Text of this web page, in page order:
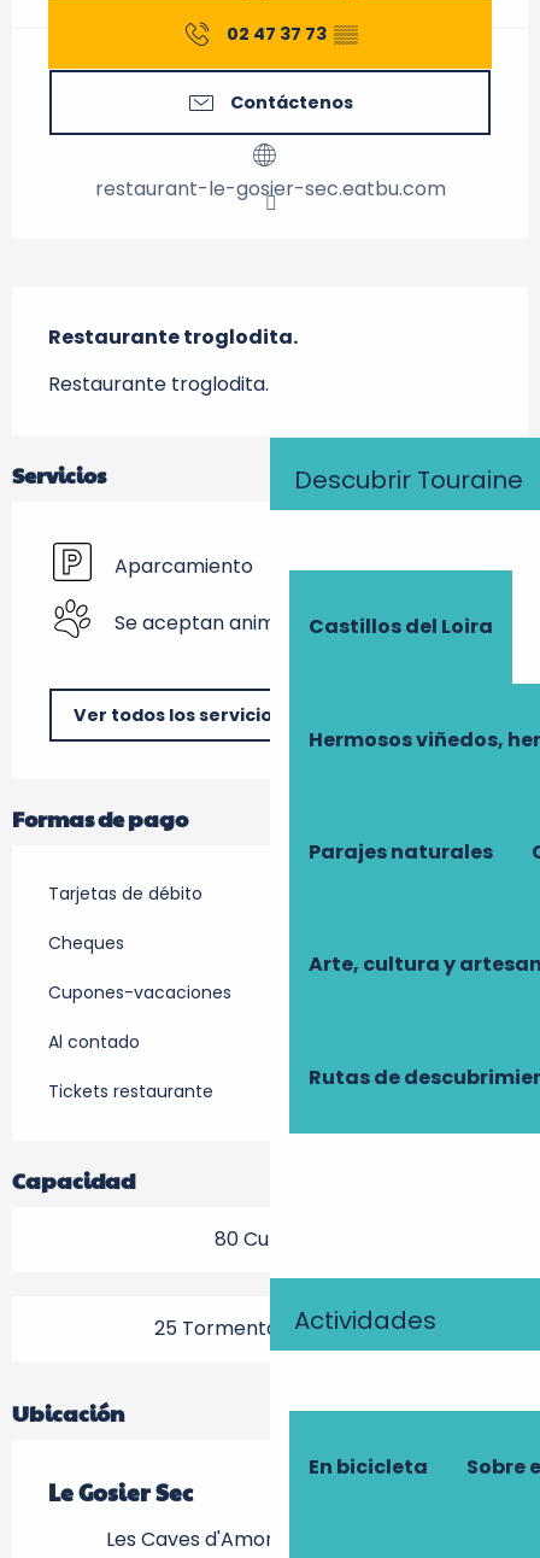
Descubrir Touraine
Castillos del Loira
Hermosos viñedos,
Parajes naturales
Arte, cultura y
Rutas de
Actividades
En bicicleta Sobre
02 47 37 73 ▒▒
Contáctenos
restaurant-le-gosier-sec.eatbu.com
Restaurante troglodita.
Restaurante troglodita.
Servicios
Aparcamiento
Se aceptan animales
Ver todos los servicios
Formas de pago
Tarjetas de débito
Cheques
Cupones-vacaciones
Al contado
Tickets restaurante
Capacidad
80 Cubierto
25 Tormenta (s) terraza
Ubicación
Le Gosier Sec
Les Caves d'Amont, 37510 Villandry